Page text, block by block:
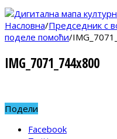
Насловна/Председник с
поделе помоћи/
IMG_7071_744x800
Подели
Facebook